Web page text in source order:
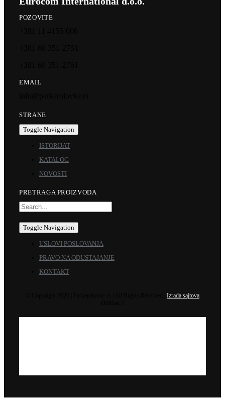
POZOVITE
EMAIL
STRANE
Toggle Navigation
ISTORIJAT
KATALOG
NOVOSTI
PRETRAGA PROIZVODA
Toggle Navigation
USLOVI POSLOVANJA
PRAVO NA ODUSTAJANJE
KONTAKT
Izrada sajtova